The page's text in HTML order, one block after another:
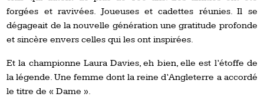
forgées et ravivées. Joueuses et cadettes réunies. Il se
dégageait de la nouvelle génération une gratitude profonde
et sincère envers celles qui les ont inspirées.
Et la championne Laura Davies, eh bien, elle est l’étoffe de
la légende. Une femme dont la reine d’Angleterre a accordé
le titre de « Dame ».